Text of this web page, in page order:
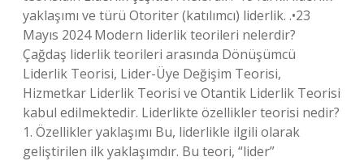
yaklaşımı ve türü Otoriter (katılımcı) liderlik. .•23
Mayıs 2024 Modern liderlik teorileri nelerdir?
Çağdaş liderlik teorileri arasında Dönüşümcü
Liderlik Teorisi, Lider-Üye Değişim Teorisi,
Hizmetkar Liderlik Teorisi ve Otantik Liderlik Teorisi
kabul edilmektedir. Liderlikte özellikler teorisi nedir?
1. Özellikler yaklaşımı Bu, liderlikle ilgili olarak
geliştirilen ilk yaklaşımdır. Bu teori, “lider”